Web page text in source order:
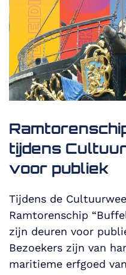
tijdens
voor publiek
Tijdens de
Ramtorenschip
zijn deuren voor
Bezoekers zijn van
maritieme erfgoed